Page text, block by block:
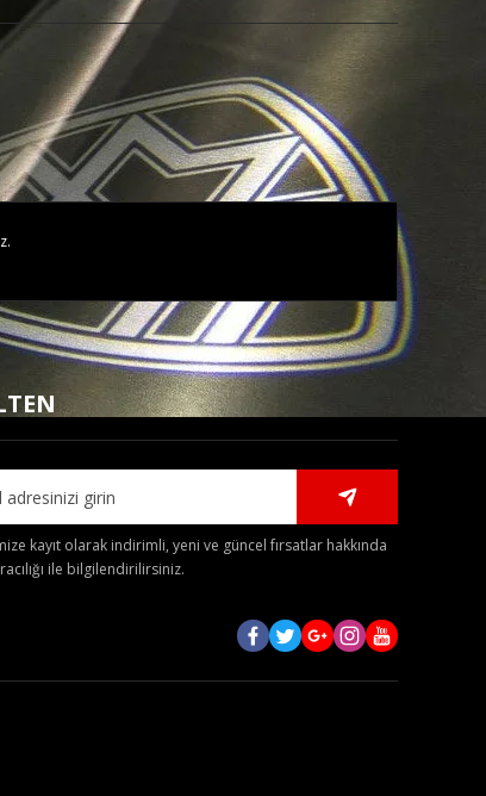
kayıt olarak indirimli, yeni ve güncel fırsatlar hakkında
ile bilgilendirilirsiniz.